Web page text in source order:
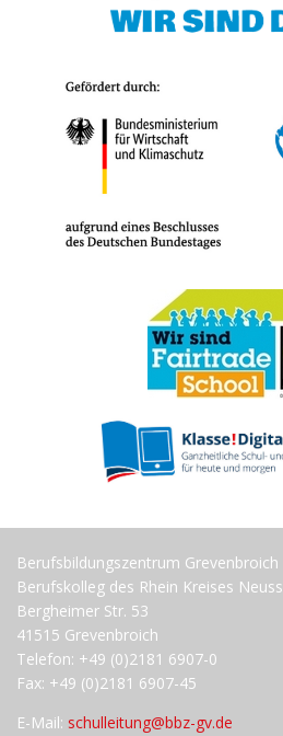
Berufsbildungszentrum Grevenbroich
Berufskolleg des Rhein Kreises Neuss
Bergheimer Str. 53
41515 Grevenbroich
Telefon: +49 (0)2181 6907-0
Fax: +49 (0)2181 6907-45
E-Mail: schulleitung@bbz-gv.de